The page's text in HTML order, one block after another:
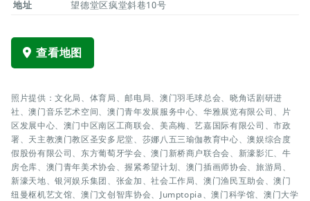
地址
望德堂区疯堂斜巷10号
查看地图
照片提供：文化局、体育局、邮电局、澳门羽毛球总会、晓角话剧研进
社、澳门音乐艺术空间、澳门青年发展服务中心、华雅展览有限公司、片
区发展中心、澳门中区南区工商联会、美高梅、艺嘉国际有限公司、市政
署、天主教澳门教区圣安多尼堂、莎娜八五三瑜伽教育中心、澳娱综合度
假股份有限公司、东方葡萄牙学会、澳门新桥商户联合会、新濠影汇、牛
房仓库、澳门青年美术协会、握紧希望计划、澳门插画师协会、旅游局、
新濠天地、银河娱乐集团、张金加、社会工作局、澳门渔民互助会、澳门
纽曼枢机艺文馆、澳门文创智库协会、Jumptopia、澳门科学馆、澳门大学